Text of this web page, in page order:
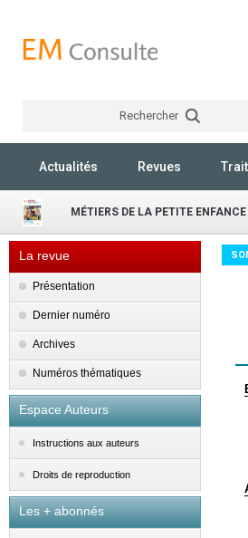
Rechercher
Actualités Revues
MÉTIERS DE LA PETITE ENFANCE
La revue
Présentation
Dernier numéro
Archives
Numéros thématiques
Espace Auteurs
Instructions aux auteurs
Droits de reproduction
Les + abonnés